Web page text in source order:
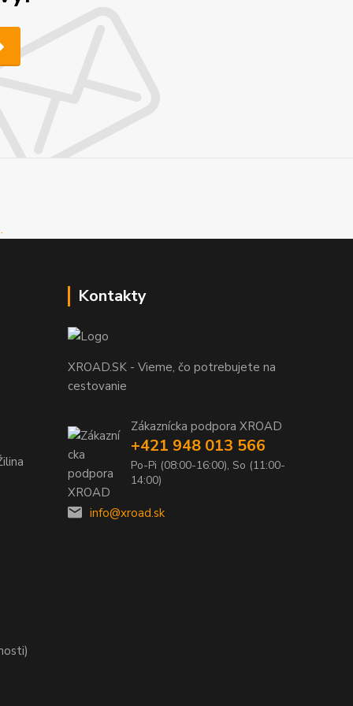
Kontakty
XROAD.SK - Vieme, čo potrebujete na
cestovanie
Zákaznícka podpora XROAD
+421 948 013 566
Po-Pi (08:00-16:00), So (11:00-
14:00)
info@xroad.sk